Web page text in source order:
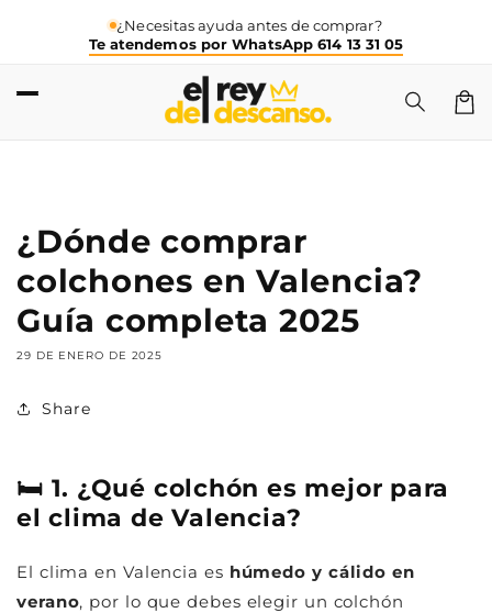
contenido
¿Necesitas ayuda antes de comprar?
Te atendemos por WhatsApp 614 13 31 05
¿Dónde comprar
colchones en Valencia?
Guía completa 2025
29 DE ENERO DE 2025
Share
🛏️ 1. ¿Qué colchón es mejor para
el clima de Valencia?
El clima en Valencia es húmedo y cálido en
verano, por lo que debes elegir un colchón